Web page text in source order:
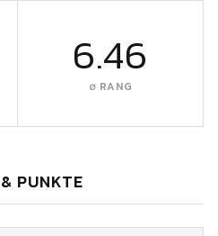
6.46
∅ RANG
PUNKTE